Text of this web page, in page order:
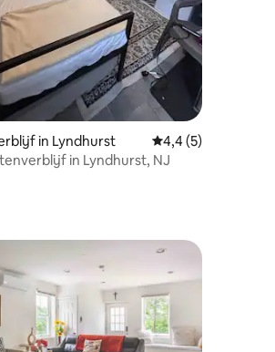
van 4,29 op 5, 7 recensies
in Lyndhurst Gemiddelde
4,4 (5)
in Lyndhurst, NJ